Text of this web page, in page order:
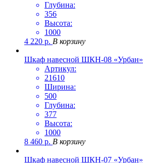
Глубина:
356
Высота:
1000
4 220 р. В корзину
Шкаф навесной ШКН-08 «Урбан»
Артикул:
21610
Ширина:
500
Глубина:
377
Высота:
1000
8 460 р. В корзину
Шкаф навесной ШКН-07 «Урбан»